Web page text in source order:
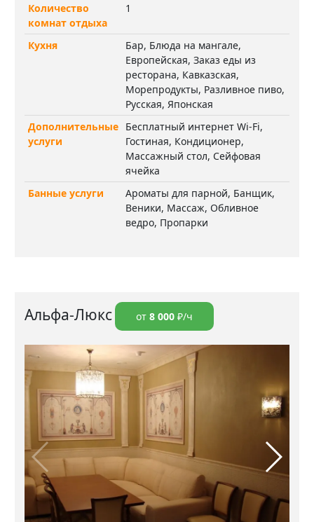
Количество
комнат отдыха
1
Кухня
Бар, Блюда на мангале,
Европейская, Заказ еды из
ресторана, Кавказская,
Морепродукты, Разливное пиво,
Русская, Японская
Дополнительные
услуги
Бесплатный интернет Wi-Fi,
Гостиная, Кондиционер,
Массажный стол, Сейфовая
ячейка
Банные услуги
Ароматы для парной, Банщик,
Веники, Массаж, Обливное
ведро, Пропарки
Альфа-Люкс от 8 000 ₽/ч